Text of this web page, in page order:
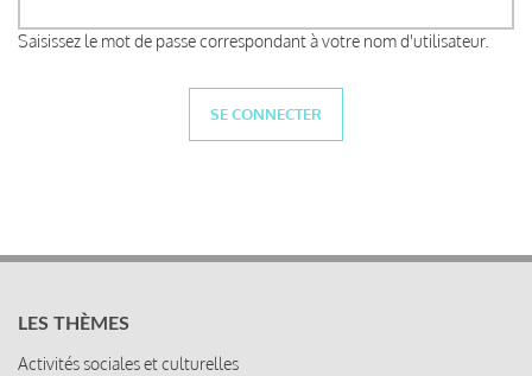
Saisissez le mot de passe correspondant à votre nom d'utilisateur.
LES THÈMES
Activités sociales et culturelles